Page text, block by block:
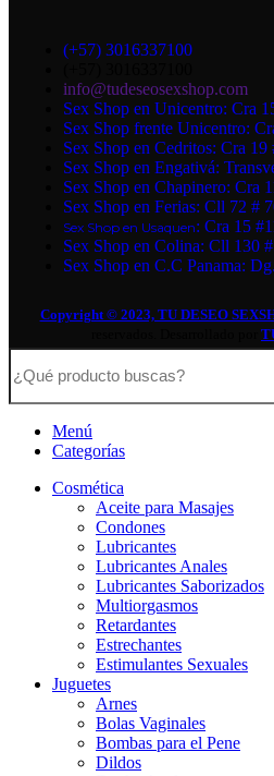
(+57) 3016337100
info@tudeseosexshop.com
Sex Shop en Unicentro: Cra
Sex Shop frente Unicentro:
Sex Shop en Cedritos: Cra 19
Sex Shop en Engativá:
Sex Shop en Chapinero: Cra
Sex Shop en Ferias: Cll 72 #
Sex Shop en Usaquen: Cra 15
Sex Shop en Colina: Cll 130
Sex Shop en C.C Panama:
Copyright © 2023, TU DESEO
Menú
Categorías
Cosmética
Aceite para Masajes
Condones
Lubricantes
Lubricantes Anales
Lubricantes Saborizados
Multiorgasmos
Retardantes
Estrechantes
Estimulantes Sexuales
Juguetes
Arnes
Bolas Vaginales
Bombas para el Pene
Dildos